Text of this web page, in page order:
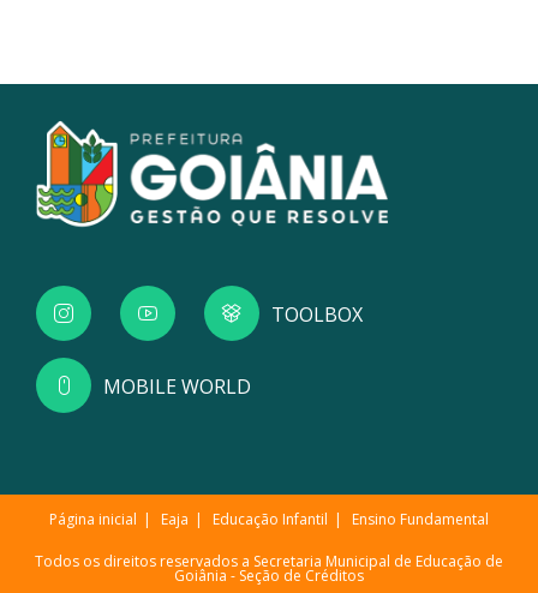
TOOLBOX
MOBILE WORLD
Página inicial Eaja Educação Infantil Ensino Fundamental
Todos os direitos reservados a Secretaria Municipal de Educação de
Goiânia - Seção de Créditos